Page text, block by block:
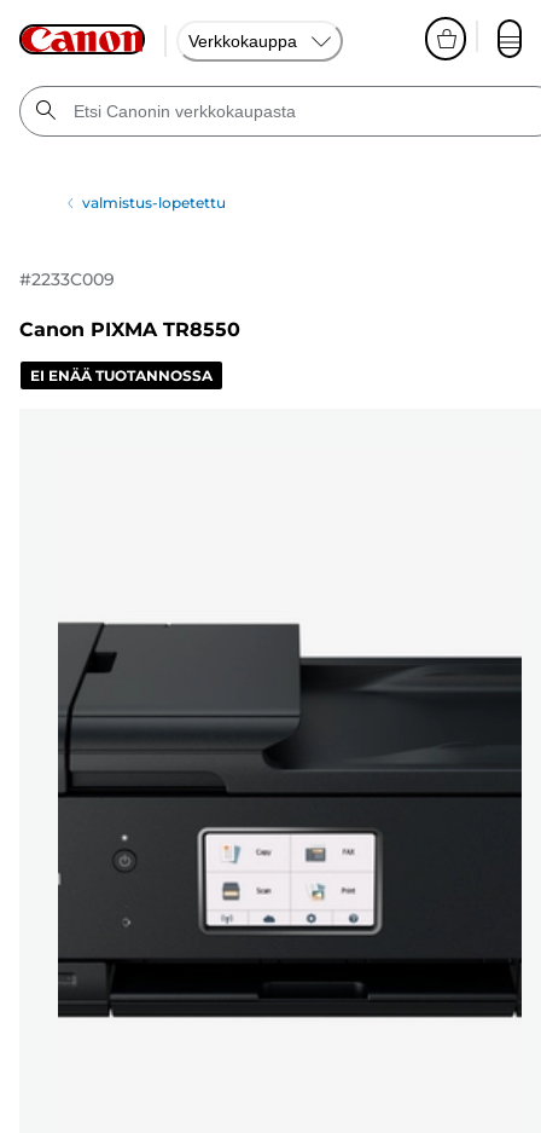
Verkkokauppa
valmistus-lopetettu
#2233C009
Canon PIXMA TR8550
EI ENÄÄ TUOTANNOSSA